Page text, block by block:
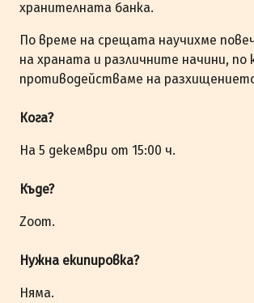
хранителната банка.
По време на срещата научихме
на храната и различните начини, по
противодействаме на
Кога?
На 5 декември от 15:00 ч.
Къде?
Zoom.
Нужна екипировка?
Няма.